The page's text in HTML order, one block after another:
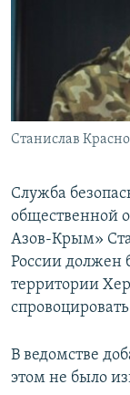
ПОБЕДИТЕЛЕЙ НЕ
ELIFBE
УКРАИНСКАЯ
Все сайты
Станислав
Служба
общественной
Азов-Крым»
России должен
территории
В ведомстве
этом не было